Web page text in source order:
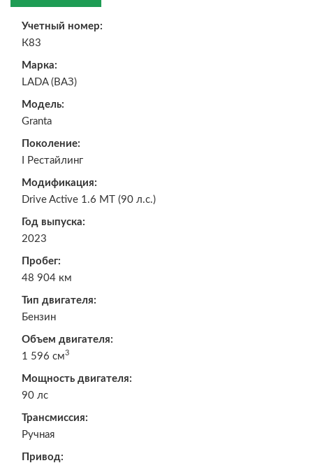
Учетный номер:
К83
Марка:
LADA (ВАЗ)
Модель:
Granta
Поколение:
I Рестайлинг
Модификация:
Drive Active 1.6 MT (90 л.с.)
Год выпуска:
2023
Пробег:
48 904 км
Тип двигателя:
Бензин
Объем двигателя:
1 596 см3
Мощность двигателя:
90 лс
Трансмиссия:
Ручная
Привод: